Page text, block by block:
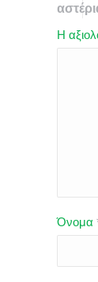
Η
Όνομα